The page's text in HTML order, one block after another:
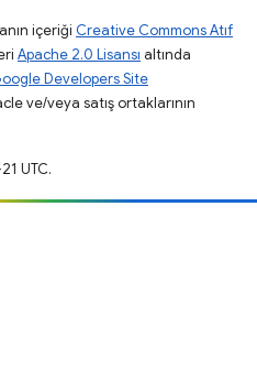
içeriği Creative Commons Atıf
Apache 2.0 Lisansı altında
Developers Site
ve/veya satış ortaklarının
UTC.